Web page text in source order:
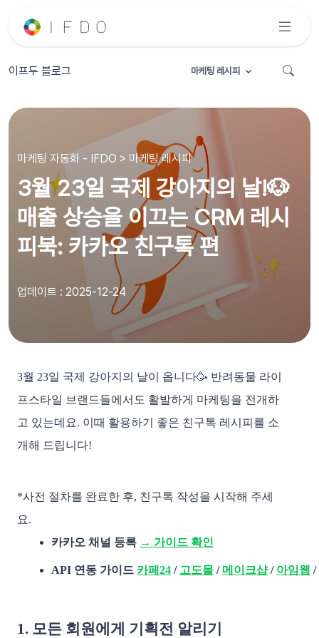
이프두 블로그 마케팅 레시피
마케팅 자동화 - IFDO > 마케팅 레시피
3월 23일 국제 강아지의 날!🐶
매출 상승을 이끄는 CRM 레시
피북: 카카오 친구톡 편
업데이트 : 2025-12-24
3월 23일 국제 강아지의 날이 옵니다🥳 반려동물 라이
프스타일 브랜드들에서도 활발하게 마케팅을 전개하
고 있는데요. 이때 활용하기 좋은 친구톡 레시피를 소
개해 드립니다!
*사전 절차를 완료한 후, 친구톡 작성을 시작해 주세
요.
카카오 채널 등록 → 가이드 확인
API 연동 가이드 카페24 / 고도몰 / 메이크샵 / 아임웹 /
1. 모든 회원에게 기획전 알리기